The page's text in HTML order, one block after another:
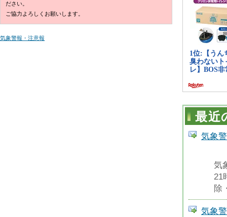
最近
気象
気
21
除
気象
ださい。
ご協力よろしくお願いします。
気象警報・注意報